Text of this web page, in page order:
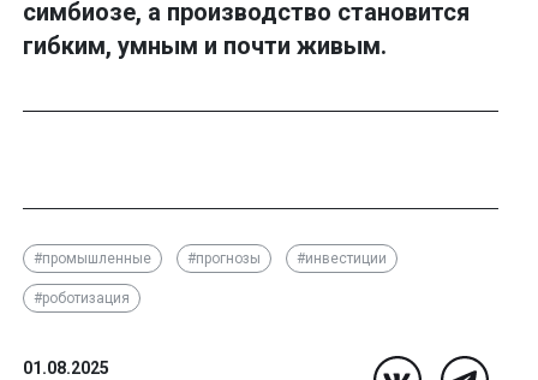
симбиозе, а производство становится
гибким, умным и почти живым.
#промышленные #прогнозы #инвестиции
#роботизация
01.08.2025